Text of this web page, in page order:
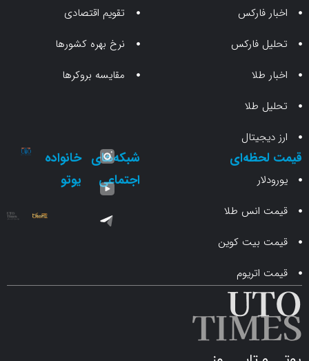
فارکس
فارکس
تقویم اقتصادی
نرخ بهره کشورها
مقایسه بروکرها
انس طلا
بیت کوین
شبکه‌های خانواده
یوتو